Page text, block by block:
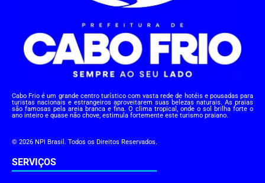
Cabo Frio é um grande centro turístico com vasta rede de hotéis e pousadas para
turistas nacionais e estrangeiros aproveitarem suas belezas naturais. As praias
são famosas pela areia branca e fina. O clima tropical, onde o sol brilha forte o
ano inteiro e quase não chove, estimula fortemente este turismo praiano.
© 2026 NPI Brasil. Todos os Direitos Reservados.
SERVIÇOS